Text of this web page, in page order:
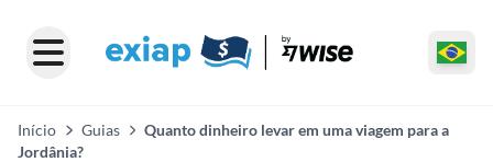
Início Guias
Quanto dinheiro levar em uma viagem para a
Jordânia?